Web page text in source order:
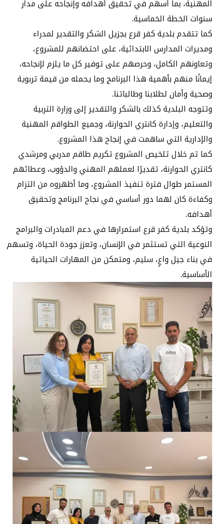
المهنية، بما أسهم في تحقيق أهدافه وإنجاحه على مدار
سنوات الخطة الخماسية.
كما تتقدم بلدية كفر قرع بجزيل الشكر والتقدير لمدراء
ومديرات المدارس الابتدائية، على احتضانهم للمشروع،
وتعاونهم الكامل، وحرصهم على توفير كل ما يلزم لإنجاحه،
إيمانًا منهم بأهمية هذا البرنامج وما يحمله من قيمة تربوية
وصحية وأمان لطلابنا وطالباتنا.
وتتوجه البلدية كذلك بالشكر والتقدير إلى وزارة التربية
والتعليم، وإدارة كانتري الحوارنة، وجميع الطواقم المهنية
والإدارية التي ساهمت في إنجاح هذا المشروع.
كما تم خلال تلخيص المشروع تكريم طاقم مدربي ومرشدي
كانتري الحوارنة، تقديرًا لعملهم المهني والدؤوب، وعطائهم
المستمر طوال فترة تنفيذ المشروع، وما أظهروه من التزام
وكفاءة كان لهما دور أساسي في نجاح البرنامج وتحقيق
أهدافه.
وتؤكد بلدية كفر قرع استمرارها في دعم المبادرات والبرامج
النوعية التي تستثمر في الإنسان، وتعزز جودة الحياة، وتسهم
في بناء جيل واعٍ، سليم، ومتمكن من المهارات الحياتية
الأساسية.